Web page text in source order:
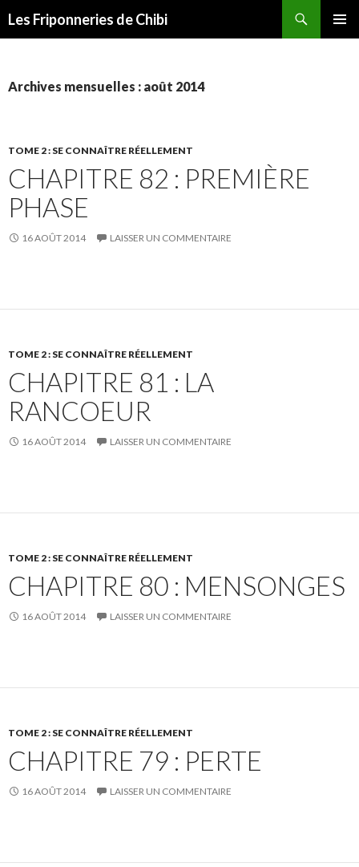
Les Friponneries de Chibi
Archives mensuelles : août 2014
TOME 2 : SE CONNAÎTRE RÉELLEMENT
CHAPITRE 82 : PREMIÈRE
PHASE
16 AOÛT 2014 LAISSER UN COMMENTAIRE
TOME 2 : SE CONNAÎTRE RÉELLEMENT
CHAPITRE 81 : LA
RANCOEUR
16 AOÛT 2014 LAISSER UN COMMENTAIRE
TOME 2 : SE CONNAÎTRE RÉELLEMENT
CHAPITRE 80 : MENSONGES
16 AOÛT 2014 LAISSER UN COMMENTAIRE
TOME 2 : SE CONNAÎTRE RÉELLEMENT
CHAPITRE 79 : PERTE
16 AOÛT 2014 LAISSER UN COMMENTAIRE